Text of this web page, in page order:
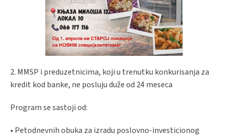
2. MMSP i preduzetnicima, koji u trenutku konkurisanja za
kredit kod banke, ne posluju duže od 24 meseca
Program se sastoji od:
• Petodnevnih obuka za izradu poslovno-investicionog